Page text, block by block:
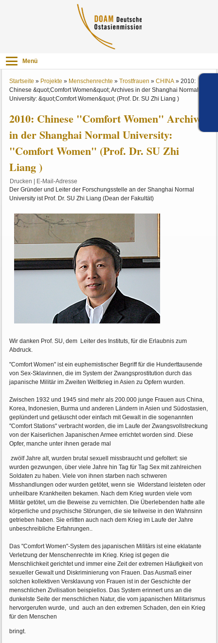
Menü
Startseite » Projekte » Menschenrechte »Trostfrauen »CHINA »2010:
Chinese &quot;Comfort Women&quot; Archives in der Shanghai Normal
University: &quot;Comfort Women&quot; (Prof. Dr. SU Zhi Liang )
2010: Chinese "Comfort Women" Archives
in der Shanghai Normal University:
"Comfort Women" (Prof. Dr. SU Zhi
Liang )
Drucken
E-Mail-Adresse
Der Gründer und Leiter der Forschungsstelle an der Shanghai Normal
University ist Prof. Dr. SU Zhi Liang (Dean der Fakultät)
Wir danken Prof. SU, dem Leiter des Instituts, für die Erlaubnis zum
Abdruck.
"Comfort Women" ist ein euphemistischer Begriff für die Hunderttausende
von Sex-Sklavinnen, die im System der Zwangsprostitution durch das
japanische Militär im Zweiten Weltkrieg in Asien zu Opfern wurden.
Zwischen 1932 und 1945 sind mehr als 200.000 junge Frauen aus China,
Korea, Indonesien, Burma und anderen Ländern in Asien und Südostasien,
geplündert und getäuscht oder einfach mit Gewalt in die sogenannten
"Comfort Stations" verbracht worden, die im Laufe der Zwangsvollstreckung
von der Kaiserlichen Japanischen Armee errichtet worden sind. Diese
Opfer, manche unter ihnen gerade mal
zwölf Jahre alt, wurden brutal sexuell missbraucht und gefoltert: sie
wurden gezwungen, über viele Jahre hin Tag für Tag Sex mit zahlreichen
Soldaten zu haben. Viele von ihnen starben nach schweren
Misshandlungen oder wurden getötet, wenn sie Widerstand leisteten oder
unheilbare Krankheiten bekamen. Nach dem Krieg wurden viele vom
Militär getötet, um die Beweise zu vernichten. Die Überlebenden hatte alle
körperliche und psychische Störungen, die sie teilweise in den Wahnsinn
getrieben haben. Sie erlitten auch nach dem Krieg im Laufe der Jahre
unbeschreibliche Erfahrungen..
Das "Comfort Women"-System des japanischen Militärs ist eine eklatante
Verletzung der Menschenrechte im Krieg. Krieg ist gegen die
Menschlichkeit gerichtet und immer eine Zeit der extremen Häufigkeit von
sexueller Gewalt und Diskriminierung von Frauen. Das Ausmaß einer
solchen kollektiven Versklavung von Frauen ist in der Geschichte der
menschlichen Zivilisation beispiellos. Das System erinnert uns an die
dunkelste Seite der menschlichen Natur, die vom japanischen Militarismus
hervorgerufen wurde, und auch an den extremen Schaden, den ein Krieg
für den Menschen
bringt.